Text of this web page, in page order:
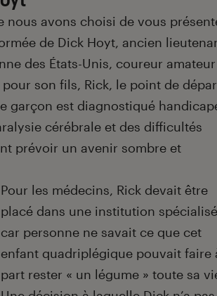
nous avons choisi de vous
de Dick Hoyt, ancien
des États-Unis, coureur amateur
son fils, Rick, le point de
garçon est diagnostiqué
cérébrale et des difficultés
prévoir un avenir sombre et
Pour les médecins, Rick devait être
placé dans une institution
car personne ne savait ce que cet
enfant quadriplégique pouvait faire
part rester « un légume » toute sa